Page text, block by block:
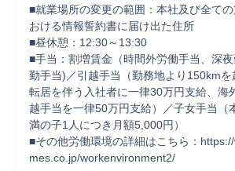
■就業場所の変更の範囲：本社及び全て
おける情報誓約書に届け出た住所
■昼休憩：12:30～13:30
■手当：割増賃金（時間外労働手当、深
勤手当)／引越手当（勤務地より150km
転居を伴う入社者に一律30万円支給、海
越手当を一律50万円支給）／子女手当（
満の子1人につき月額5,000円）
■その他労働環境の詳細はこちら：
mes.co.jp/workenvironment2/